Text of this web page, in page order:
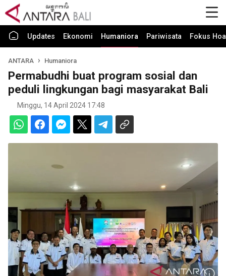
Updates Ekonomi Humaniora Pariwisata Fokus
ANTARA Humaniora
Permabudhi buat program sosial dan
peduli lingkungan bagi masyarakat Bali
Minggu, 14 April 2024 17:48